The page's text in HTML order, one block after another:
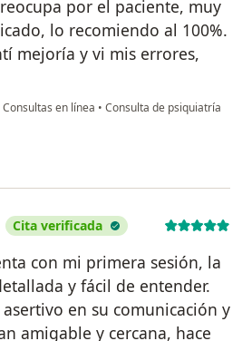
por el paciente, muy
lo recomiendo al 100%.
mejoría y vi mis errores,
Consultas en línea • Consulta de psiquiatría
Taborda
Cita verificada
con mi primera sesión, la
y fácil de entender.
en su comunicación y
amigable y cercana, hace